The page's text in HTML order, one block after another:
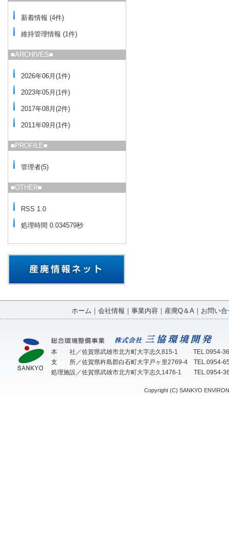
新着情報 (4件)
維持管理情報 (1件)
■ARCHIVES■
2026年06月(1件)
2023年05月(1件)
2017年08月(2件)
2011年09月(1件)
■PROFILE■
管理者(5)
■OTHER■
RSS 1.0
処理時間 0.034579秒
ホーム ｜ 会社情報 ｜ 事業内容 ｜ 産廃Q＆A ｜ お問い合
本 社／佐賀県武雄市北方町大字志久815-1 TEL.0954-
支 所／佐賀県杵島郡白石町大字戸ヶ里2769-4 TEL.0954-
処理施設／佐賀県武雄市北方町大字志久1476-1 TEL.0954-
Copyright (C) SANKYO